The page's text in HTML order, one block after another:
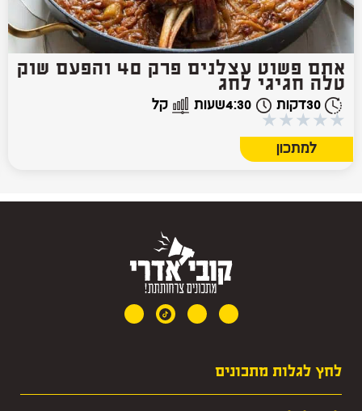
אתם פשוט עצלנים פרק 40 והפעם שוק
טלה חגיגי לחג
30דקות 4:30שעות קל
★
★
★
★
★
למתכון
לחץ לגלות מתכונים